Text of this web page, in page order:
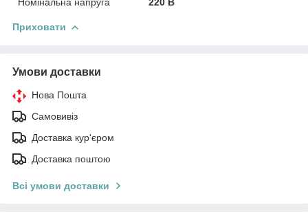
Приховати
Умови доставки
Нова Пошта
Самовивіз
Доставка кур'єром
Доставка поштою
Всі умови доставки